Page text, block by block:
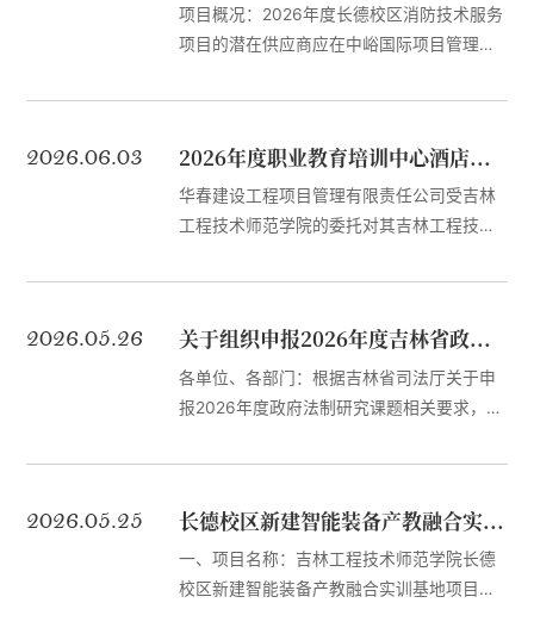
青年项目和西部项目；教育部重点项目、青
年项目和博士生项目。国家重点项目应围绕
践问题、教育学科重要基础和前沿问题开展
项目概况：2026年度长德校区消防技术服务
项目的潜在供应商应在中峪国际项目管理有
10日14时00分（北京时间）前提交响应文
ZYGJ-ZCFW-26135。2、项目名称：2026
年度长德校区消防技术服务项目。3、采购方
式：校内磋商。4、预算金额：17.5万元，有
最高限价：17.5万元。6、服务需求：2026
2026.06.03 2026年度职业教育培训中心酒店招标项目成交结果公告
华春建设工程项目管理有限责任公司受吉林
工程技术师范学院的委托对其吉林工程技术
标项目（项目编号:HC-JLZB-2026-394）
06月02日14时30分（北京时间）在吉林省
长春市经开区会展大街与南湖大路交汇总部
基地金融第五城18栋二楼会议室进行了校内
成交单位一名称：宽城区广源宾馆（个体工
与庆丰路交汇（...
2026.05.26 关于组织申报2026年度吉林省政府法制研究课题的通知
各单位、各部门：根据吉林省司法厅关于申
报2026年度政府法制研究课题相关要求，为
通知如下：一、申报总体要求以推动新时代
省、建设法治吉林，围绕省委、省政府重点
工作与吉林法治建设理论实践问题，坚持应
用对策研究为主、基础理论研究为辅，产出
2026.05.25 长德校区新建智能装备产教融合实训基地项目方案设计及工程咨询服务成交结果公告
一、项目名称：吉林工程技术师范学院长德
校区新建智能装备产教融合实训基地项目方